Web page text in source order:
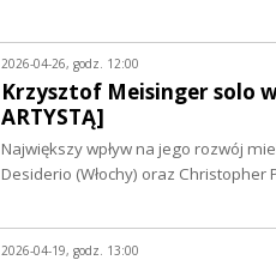
2026-04-26, godz. 12:00
Krzysztof Meisinger solo
ARTYSTĄ]
Największy wpływ na jego rozwój
Desiderio (Włochy) oraz Christopher
2026-04-19, godz. 13:00